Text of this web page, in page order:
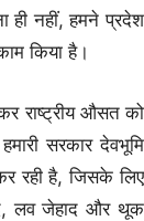
नहीं, हमने प्रदेश
किया है।
राष्ट्रीय औसत को
सरकार देवभूमि
रही है, जिसके लिए
लव जेहाद और थूक